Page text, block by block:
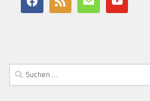
Suchen
nach: